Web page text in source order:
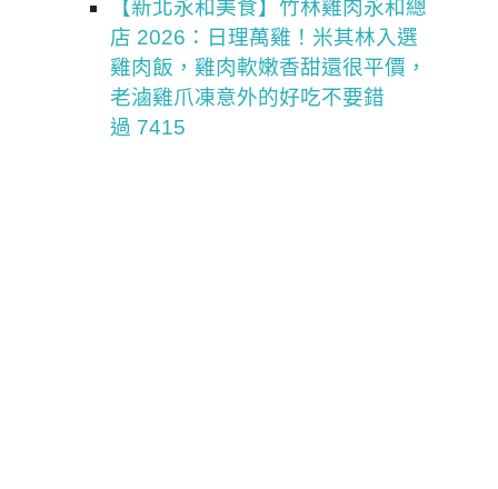
【新北永和美食】竹林雞肉永和總
店 2026：日理萬雞！米其林入選
雞肉飯，雞肉軟嫩香甜還很平價，
老滷雞爪凍意外的好吃不要錯
過 7415